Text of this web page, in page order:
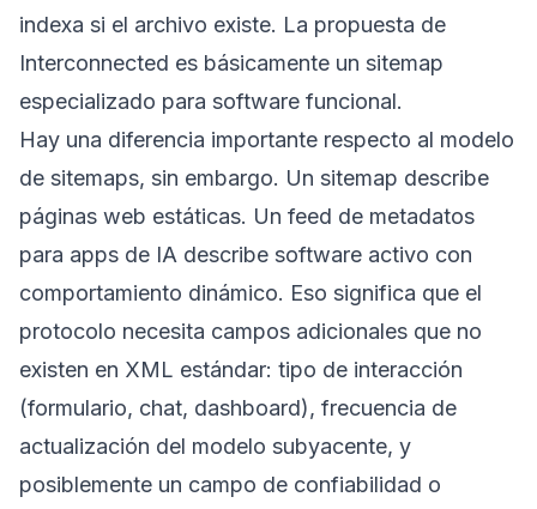
indexa si el archivo existe. La propuesta de
Interconnected es básicamente un sitemap
especializado para software funcional.
Hay una diferencia importante respecto al modelo
de sitemaps, sin embargo. Un sitemap describe
páginas web estáticas. Un feed de metadatos
para apps de IA describe software activo con
comportamiento dinámico. Eso significa que el
protocolo necesita campos adicionales que no
existen en XML estándar: tipo de interacción
(formulario, chat, dashboard), frecuencia de
actualización del modelo subyacente, y
posiblemente un campo de confiabilidad o